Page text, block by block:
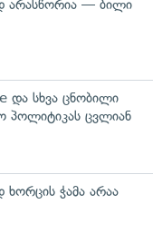
არასწორია — ბილი
და სხვა ცნობილი
პოლიტიკას ცვლიან
ხორცის ჭამა არაა